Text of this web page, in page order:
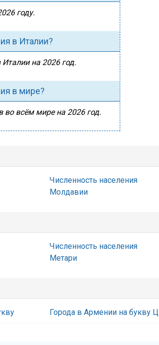
году.
в Италии?
на 2026 год.
в мире?
во всём мире на 2026 год.
Численность населения
Молдавии
Численность населения
Метари
Города в Армении на букву Ц